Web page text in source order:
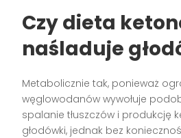
Czy dieta
naśladuje
Metabolicznie tak, ponieważ
węglowodanów wywołuje
spalanie tłuszczów i produkcję
głodówki, jednak bez